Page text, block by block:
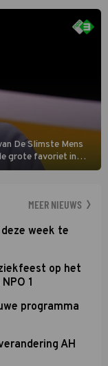
voetballen.
De Slimste Mens
grote favoriet in
want komiek
MEER NIEUWS
week te
op het
1
programma
AH